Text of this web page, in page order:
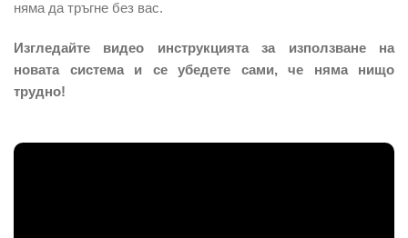
няма да тръгне без вас.
Изгледайте видео инструкцията за използване на
новата система и се убедете сами, че няма нищо
трудно!